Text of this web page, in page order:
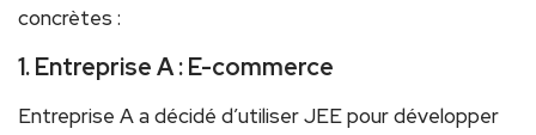
concrètes​ :
1. Entreprise A : E-commerce
Entreprise‌ A a décidé d’utiliser JEE pour développer